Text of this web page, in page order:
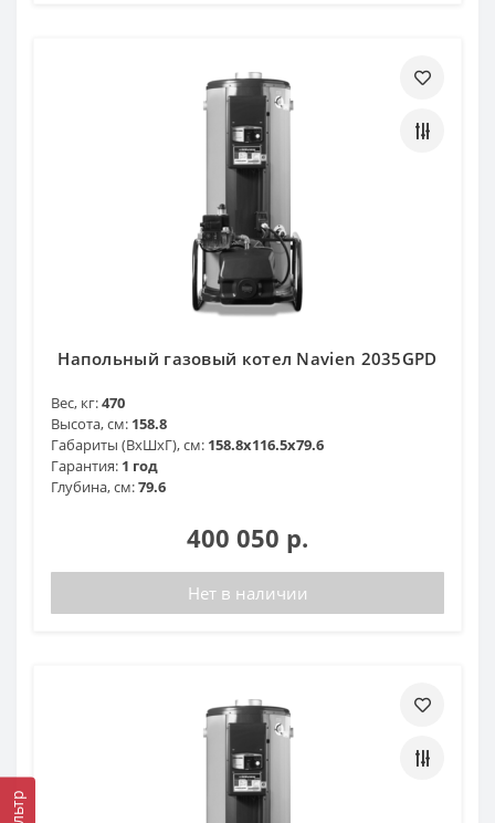
Напольный газовый котел Navien 2035GPD
Вес, кг:470
Высота, см: 158.8
Габариты (ВхШхГ), см: 158.8x116.5x79.6
Гарантия: 1 год
Глубина, см:79.6
400 050 р.
Нет в наличии